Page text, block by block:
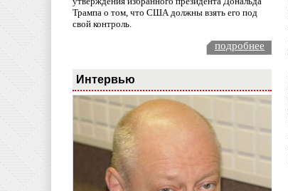
Трампа о том, что США должны взять его под
свой контроль.
подробнее
Интервью